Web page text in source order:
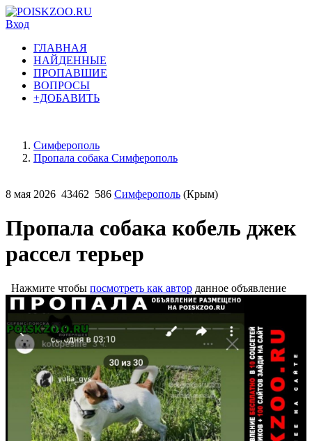
Вход
ГЛАВНАЯ
НАЙДЕННЫЕ
ПРОПАВШИЕ
ВОПРОСЫ
+ДОБАВИТЬ
Симферополь
Пропала собака Симферополь
8 мая 2026 43462 586 Симферополь (Крым)
Пропала собака кобель джек
рассел терьер
Нажмите чтобы посмотреть как автор данное объявление